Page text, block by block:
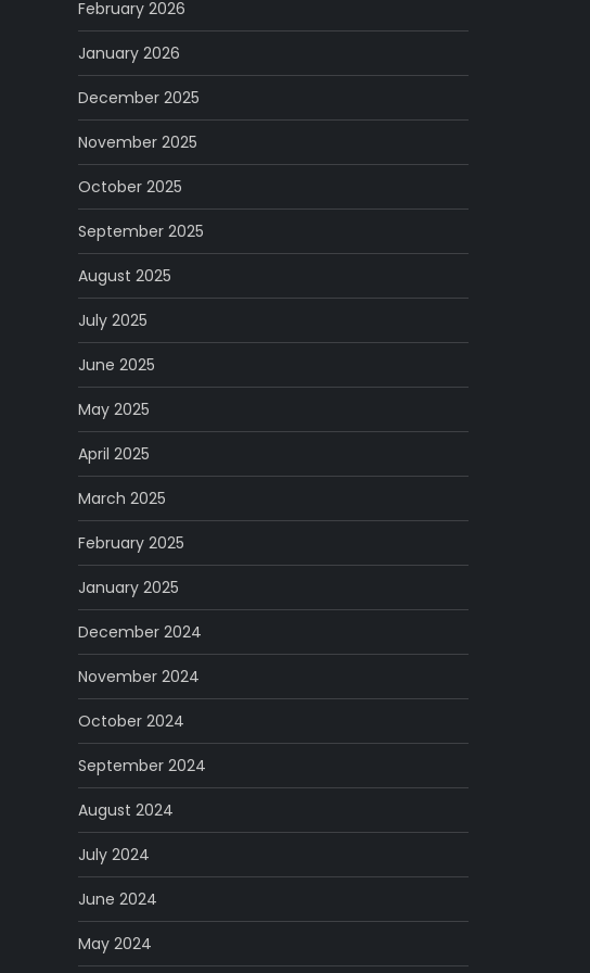
February 2026
January 2026
December 2025
November 2025
October 2025
September 2025
August 2025
July 2025
June 2025
May 2025
April 2025
March 2025
February 2025
January 2025
December 2024
November 2024
October 2024
September 2024
August 2024
July 2024
June 2024
May 2024